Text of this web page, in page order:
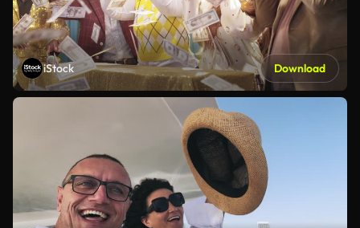
iStock Download